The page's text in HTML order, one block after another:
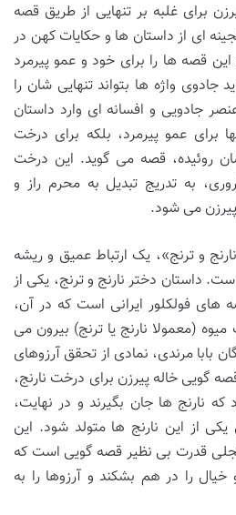
برای غلبه بر تنهایی از طریق قصه
ای از داستان ها و حکایات کهن در
قصه ها را برای خود و عمو پیرمرد
جادوی واژه ها بتواند تنهایی شان را
جادویی و افسانه ای وارد داستان
برای عمو پیرمرد، بلکه برای درخت
روئیده، قصه می گوید. این درخت
به تدریج تبدیل به محرم راز و
می شود.
و ترنج»، یک ارتباط عمیق و ریشه
داستان دختر نارنج و ترنج، یکی از
فولکلور ایرانی است که در آن،
(معمولا نارنج یا ترنج) بیرون می
بابا مرندی، نمادی از تحقق آرزوهای
گویی خاله پیرزن برای درخت نارنج،
نارنج ها جان بگیرند و در نهایت،
از این نارنج ها متولد شود. این
قدرت بی نظیر قصه گویی است که
را در هم بشکند و آرزوها را به